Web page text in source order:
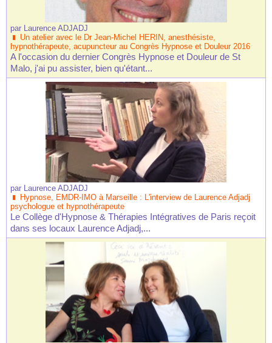
par Laurence ADJADJ
Un atelier avec le Dr Jean-Michel HERIN, anesthésiste,
hypnothérapeute, acupuncteur au Congrès Hypnose et Douleur 2016
A l'occasion du dernier Congrès Hypnose et Douleur de St
Malo, j'ai pu assister, bien qu'étant...
par Laurence ADJADJ
Hypnose, EMDR-IMO à Marseille : L'interview de Laurence Adjadj
psychologue et hypnothérapeute
Le Collège d'Hypnose & Thérapies Intégratives de Paris reçoit
dans ses locaux Laurence Adjadj,...